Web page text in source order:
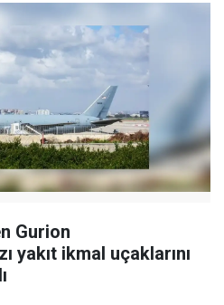
Gurion
yakıt ikmal uçaklarını